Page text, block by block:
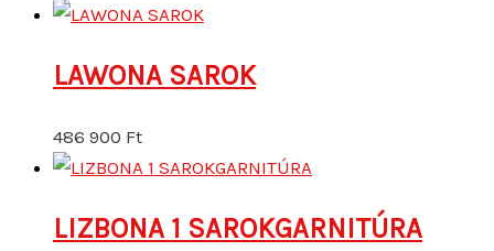
LAWONA SAROK
486 900 Ft
LIZBONA 1 SAROKGARNITÚRA